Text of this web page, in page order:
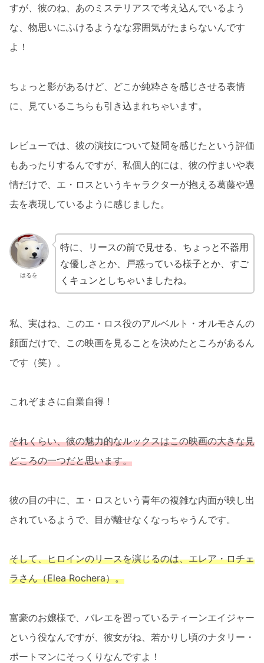
すが、彼のね、あのミステリアスで考え込んでいるよう
な、物思いにふけるようなな雰囲気がたまらないんです
よ！
ちょっと影があるけど、どこか純粋さを感じさせる表情
に、見ているこちらも引き込まれちゃいます。
レビューでは、彼の演技について疑問を感じたという評価
もあったりするんですが、私個人的には、彼の佇まいや表
情だけで、エ・ロスというキャラクターが抱える葛藤や過
去を表現しているように感じました。
はるを
特に、リースの前で見せる、ちょっと不器用
な優しさとか、戸惑っている様子とか、すご
くキュンとしちゃいましたね。
私、実はね、このエ・ロス役のアルベルト・オルモさんの
顔面だけで、この映画を見ることを決めたところがあるん
です（笑）。
これぞまさに自業自得！
それくらい、彼の魅力的なルックスはこの映画の大きな見
どころの一つだと思います。
彼の目の中に、エ・ロスという青年の複雑な内面が映し出
されているようで、目が離せなくなっちゃうんです。
そして、ヒロインのリースを演じるのは、エレア・ロチェ
ラさん（Elea Rochera）。
富豪のお嬢様で、バレエを習っているティーンエイジャー
という役なんですが、彼女がね、若かりし頃のナタリー・
ポートマンにそっくりなんですよ！